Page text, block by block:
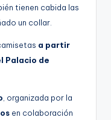
tienen cabida las
un collar.
a partir
Palacio de
, organizada por la
en colaboración